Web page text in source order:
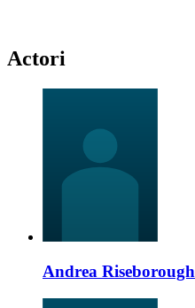
Actori
Andrea Riseborough